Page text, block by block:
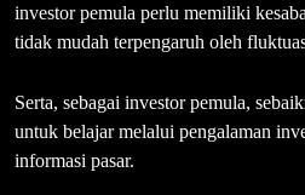
investor pemula perlu memiliki
tidak mudah terpengaruh oleh
Serta, sebagai investor pemula,
untuk belajar melalui pengalaman
informasi pasar.